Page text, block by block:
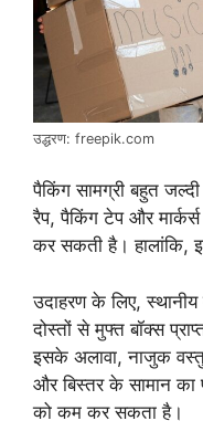
उद्धरण: freepik.com
पैकिंग सामग्री बहुत
रैप, पैकिंग टेप और
कर सकती है। हालांकि,
उदाहरण के लिए, स्थानीय
दोस्तों से मुफ्त बॉक्स
इसके अलावा, नाजुक
और बिस्तर के सामान
को कम कर सकता है।